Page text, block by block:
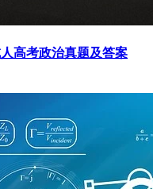
高考政治真题及答案